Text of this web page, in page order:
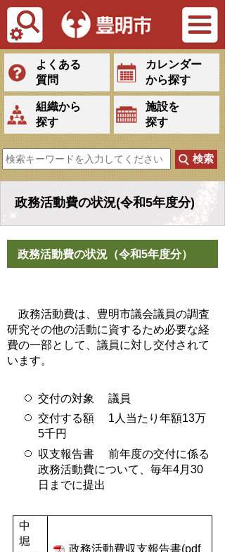
Tiếng Việt
よくある
質問
カレンダー
から探す
組織から
探す
施設を
探す
政務活動費の状況(令和5年度分)
政務活動費の状況（令和5年度分）
政務活動費は、豊明市議会議員の調査
研究その他の活動に資するため必要な経
費の一部として、議員に対し交付されて
います。
交付の対象 議員
交付する額 1人当たり年額13万
5千円
収支報告書 前年度の交付に係る
政務活動費について、毎年4月30
日までに提出
中
堀
政務活動費収支報告書(pdf